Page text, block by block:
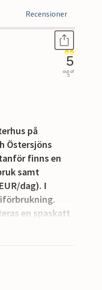
Recensioner
5
out of
5
på
Östersjöns
finns en
samt
dag). I
en spaskatt
TV och